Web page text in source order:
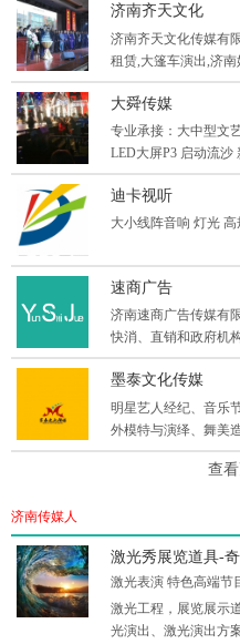
特经纪、明星经纪等
满足客户的需求,为客
济南齐天文化
济南齐天文化传媒有
租赁,大篷车演出,济南
艺公司，富有创意策
对公司更加的满意和信
大舜传媒
专业承接：大中型文
LED大屏P3 启动流沙 新式电子喷花机 各种灯光租赁 济南红舜庆
迪卡视听
大小线阵音响 灯光
速商广告
济南速商广告传媒有
快消、直销和政府机
城市地区的数十家公
区域，覆盖山东17地
各类会议会展及上演
业资源,以卓越高效的
务。
墨泰文化传媒
明星艺人经纪、音乐
外模特与演绎、舞美
查
济南传媒人
激光秀展览道具-
激光表演 特色高端节
激光工程，展览展示
光演出、激光演出方